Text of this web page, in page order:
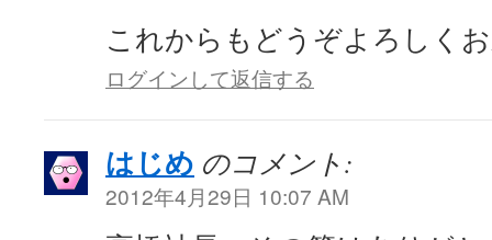
これからもどうぞよろしく
ログインして返信する
はじめ のコメント:
2012年4月29日 10:07 AM